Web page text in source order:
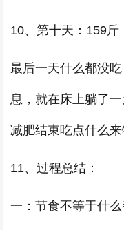
10、第十天：159斤
最后一天什么都没
息，就在床上躺了
减肥结束吃点什么
11、过程总结：
一：节食不等于什